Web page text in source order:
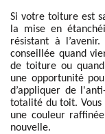
Si votre toiture est
la mise en
résistant à
conseillée quand
de toiture ou quand
une opportunité
d’appliquer de
totalité du toit. Vous
une couleur
nouvelle.